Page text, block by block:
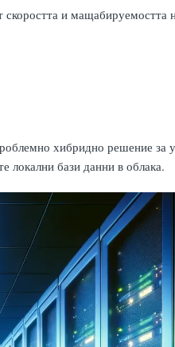
и мащабируемостта
хибридно решение за
локални бази данни в облака.